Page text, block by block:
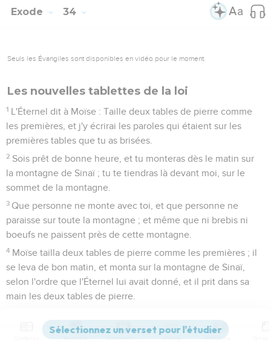
Exode 34
Seuls les Évangiles sont disponibles en vidéo pour le moment.
Les nouvelles tablettes de la loi
1 L'Éternel dit à Moïse : Taille deux tables de pierre comme
les premières, et j'y écrirai les paroles qui étaient sur les
premières tables que tu as brisées.
2 Sois prêt de bonne heure, et tu monteras dès le matin sur
la montagne de Sinaï ; tu te tiendras là devant moi, sur le
sommet de la montagne.
3 Que personne ne monte avec toi, et que personne ne
paraisse sur toute la montagne ; et même que ni brebis ni
boeufs ne paissent près de cette montagne.
4 Moïse tailla deux tables de pierre comme les premières ; il
se leva de bon matin, et monta sur la montagne de Sinaï,
selon l'ordre que l'Éternel lui avait donné, et il prit dans sa
main les deux tables de pierre.
et proclama le nom de l'Éternel.
Versions Commentaires Strong